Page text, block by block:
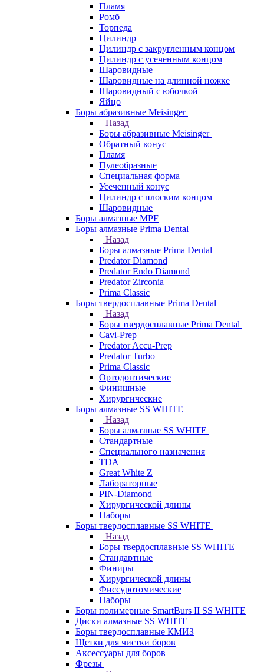
Пламя
Ромб
Торпеда
Цилиндр
Цилиндр с закругленным концом
Цилиндр с усеченным концом
Шаровидные
Шаровидные на длинной ножке
Шаровидный с юбочкой
Яйцо
Боры абразивные Meisinger
Назад
Боры абразивные Meisinger
Обратный конус
Пламя
Пулеобразные
Специальная форма
Усеченный конус
Цилиндр с плоским концом
Шаровидные
Боры алмазные MPF
Боры алмазные Prima Dental
Назад
Боры алмазные Prima Dental
Predator Diamond
Predator Endo Diamond
Predator Zirconia
Prima Classic
Боры твердосплавные Prima Dental
Назад
Боры твердосплавные Prima Dental
Cavi-Prep
Predator Accu-Prep
Predator Turbo
Prima Classic
Ортодонтические
Финишные
Хирургические
Боры алмазные SS WHITE
Назад
Боры алмазные SS WHITE
Стандартные
Специального назначения
TDA
Great White Z
Лабораторные
PIN-Diamond
Хирургической длины
Наборы
Боры твердосплавные SS WHITE
Назад
Боры твердосплавные SS WHITE
Стандартные
Финиры
Хирургической длины
Фиссуротомические
Наборы
Боры полимерные SmartBurs II SS WHITE
Диски алмазные SS WHITE
Боры твердосплавные КМИЗ
Щетки для чистки боров
Аксессуары для боров
Фрезы